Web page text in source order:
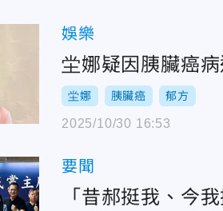
娛樂
坣娜疑因胰臟癌
坣娜 胰臟癌 郁方
2025/10/30 16:53
要聞
「昔郝挺我、今